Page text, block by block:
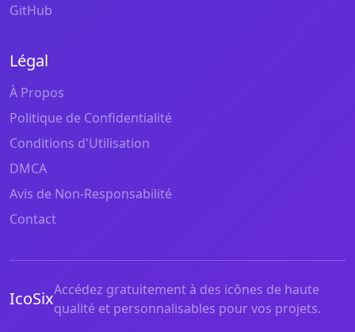
GitHub
Légal
À Propos
Politique de Confidentialité
Conditions d'Utilisation
DMCA
Avis de Non-Responsabilité
Contact
IcoSixAccédez gratuitement à des icônes de haute
qualité et personnalisables pour vos projets.